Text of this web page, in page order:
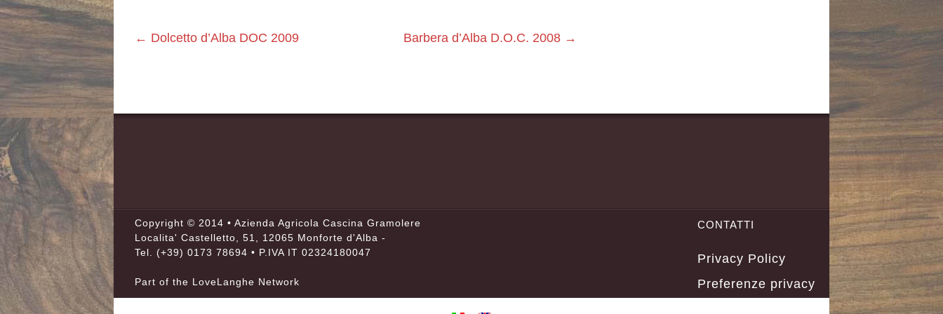
← Dolcetto d’Alba DOC 2009 Barbera d’Alba D.O.C. 2008 →
CONTATTI
Privacy Policy
Preferenze privacy
Copyright © 2014 • Azienda Agricola Cascina Gramolere
Localita' Castelletto, 51, 12065 Monforte d'Alba -
Tel. (+39) 0173 78694 • P.IVA IT 02324180047
Part of the LoveLanghe Network